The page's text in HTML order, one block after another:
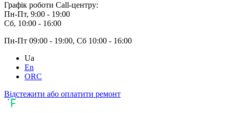
Графік роботи Call-центру:
Пн-Пт, 9:00 - 19:00
Сб, 10:00 - 16:00
Пн-Пт 09:00 - 19:00, Сб 10:00 - 16:00
Ua
En
ORC
Відстежити або оплатити ремонт